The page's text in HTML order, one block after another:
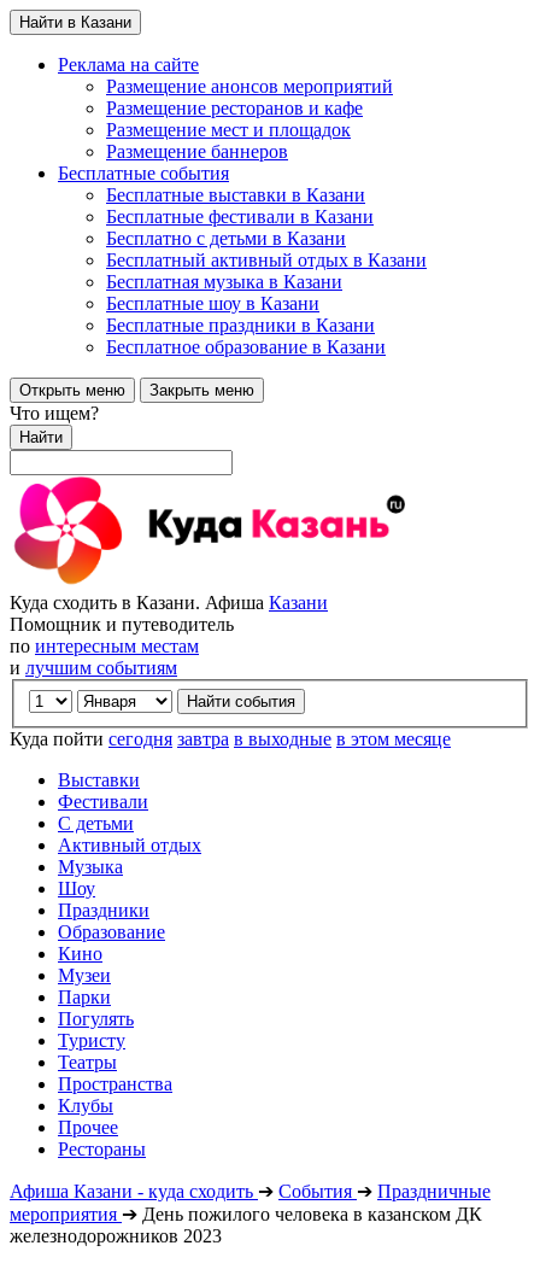
Найти в Казани
Реклама на сайте
Размещение анонсов мероприятий
Размещение ресторанов и кафе
Размещение мест и площадок
Размещение баннеров
Бесплатные события
Бесплатные выставки в Казани
Бесплатные фестивали в Казани
Бесплатно с детьми в Казани
Бесплатный активный отдых в Казани
Бесплатная музыка в Казани
Бесплатные шоу в Казани
Бесплатные праздники в Казани
Бесплатное образование в Казани
Открыть меню Закрыть меню
Что ищем?
Найти
Куда сходить в Казани. Афиша Казани
Помощник и путеводитель
по интересным местам
и лучшим событиям
Куда пойти сегодня завтра в выходные в этом месяце
Выставки
Фестивали
С детьми
Активный отдых
Музыка
Шоу
Праздники
Образование
Кино
Музеи
Парки
Погулять
Туристу
Театры
Пространства
Клубы
Прочее
Рестораны
Афиша Казани - куда сходить ➔ События ➔ Праздничные
мероприятия ➔ День пожилого человека в казанском ДК
железнодорожников 2023